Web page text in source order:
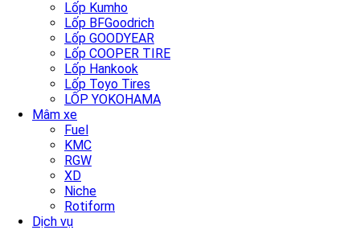
Lốp Kumho
Lốp BFGoodrich
Lốp GOODYEAR
Lốp COOPER TIRE
Lốp Hankook
Lốp Toyo Tires
LỐP YOKOHAMA
Mâm xe
Fuel
KMC
RGW
XD
Niche
Rotiform
Dịch vụ